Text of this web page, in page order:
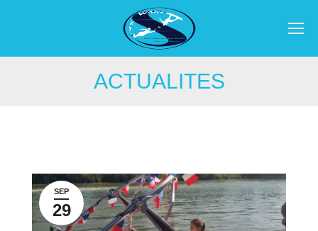
ACTUALITES
SEP
29